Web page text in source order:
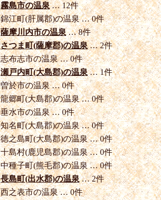
霧島市の温泉… 12件
錦江町(肝属郡)の温泉 … 0件
薩摩川内市の温泉… 8件
さつま町(薩摩郡)の温泉… 2件
志布志市の温泉 … 0件
瀬戸内町(大島郡)の温泉… 1件
曽於市の温泉 … 0件
龍郷町(大島郡)の温泉 … 0件
垂水市の温泉 … 0件
知名町(大島郡)の温泉 … 0件
徳之島町(大島郡)の温泉 … 0件
十島村(鹿児島郡)の温泉 … 0件
中種子町(熊毛郡)の温泉 … 0件
長島町(出水郡)の温泉… 2件
西之表市の温泉 … 0件